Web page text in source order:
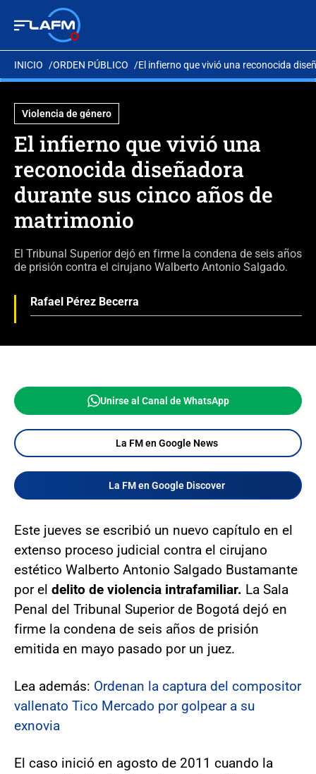
INICIO ORDEN PÚBLICO El infierno que vivió una reconocida
Violencia de género
El infierno que vivió una
reconocida diseñadora
durante sus cinco años de
matrimonio
El Tribunal Superior dejó en firme la condena de seis años
de prisión contra el cirujano Walberto Antonio Salgado.
Rafael Pérez Becerra
Unirse al Canal de WhatsApp
La FM en Google News
La FM en Google Discover
Este jueves se escribió un nuevo capítulo en el
extenso proceso judicial contra el cirujano
estético Walberto Antonio Salgado Bustamante
por el delito de violencia intrafamiliar. La Sala
Penal del Tribunal Superior de Bogotá dejó en
firme la condena de seis años de prisión
emitida en mayo pasado por un juez.
Lea además: Ordenan la captura del compositor
vallenato Tico Mercado por golpear a su
exnovia
El caso inició en agosto de 2011 cuando la